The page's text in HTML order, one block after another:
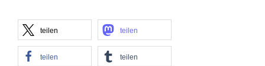
teilen teilen
teilen teilen